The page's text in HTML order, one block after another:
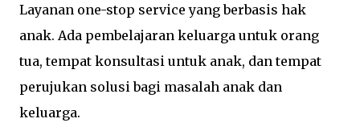
Layanan one-stop service yang berbasis hak
anak. Ada pembelajaran keluarga untuk orang
tua, tempat konsultasi untuk anak, dan tempat
perujukan solusi bagi masalah anak dan
keluarga.